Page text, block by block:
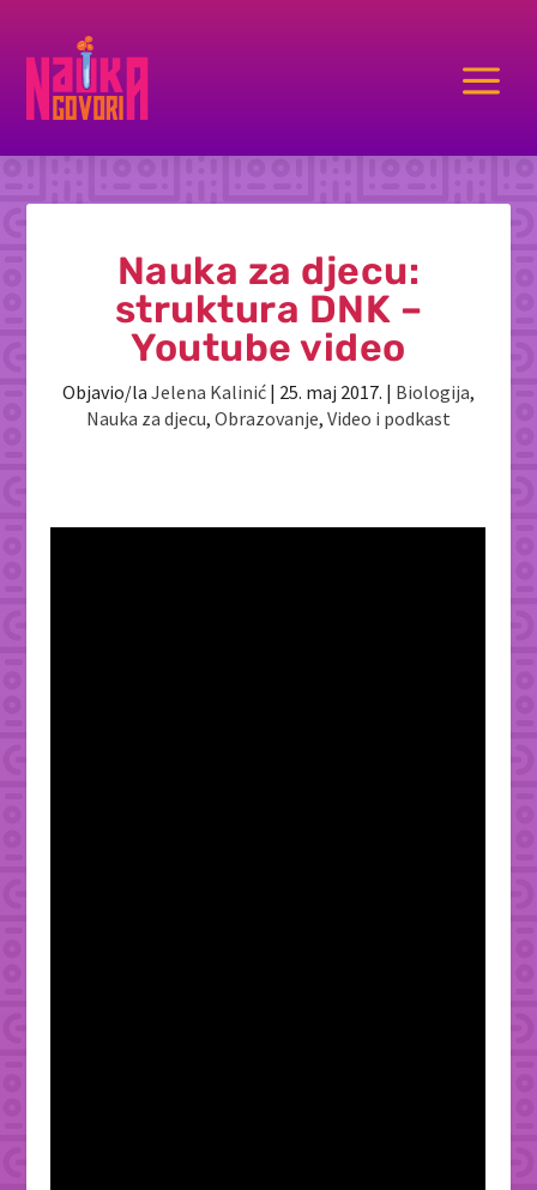
a
Nauka za djecu:
struktura DNK –
Youtube video
Objavio/la Jelena Kalinić | 25. maj 2017. | Biologija,
Nauka za djecu, Obrazovanje, Video i podkast